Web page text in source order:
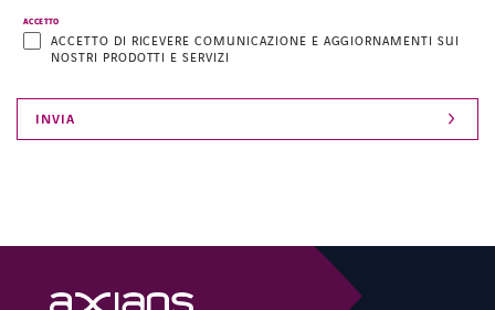
ACCETTO
ACCETTO DI RICEVERE COMUNICAZIONE E AGGIORNAMENTI SUI
NOSTRI PRODOTTI E SERVIZI